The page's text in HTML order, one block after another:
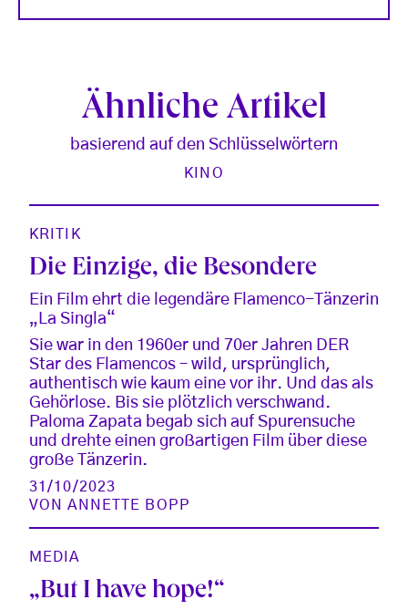
Ähnliche Artikel
basierend auf den Schlüsselwörtern
KINO
KRITIK
Die Einzige, die Besondere
Ein Film ehrt die legendäre Flamenco-Tänzerin
„La Singla“
Sie war in den 1960er und 70er Jahren DER
Star des Flamencos – wild, ursprünglich,
authentisch wie kaum eine vor ihr. Und das als
Gehörlose. Bis sie plötzlich verschwand.
Paloma Zapata begab sich auf Spurensuche
und drehte einen großartigen Film über diese
große Tänzerin.
31/10/2023
VONANNETTE BOPP
MEDIA
„But I have hope!“